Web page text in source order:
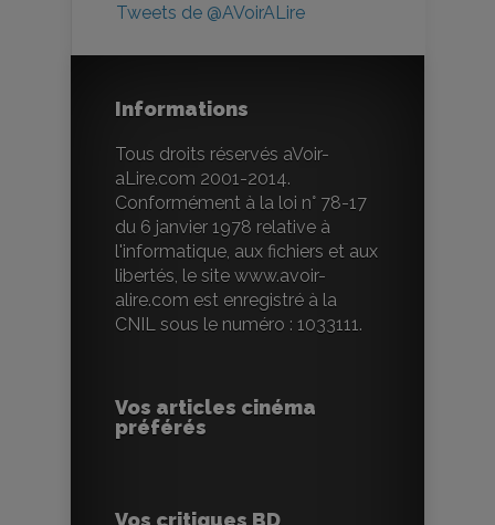
Tweets de @AVoirALire
Informations
Tous droits réservés aVoir-
aLire.com 2001-2014.
Conformément à la loi n° 78-17
du 6 janvier 1978 relative à
l'informatique, aux fichiers et aux
libertés, le site www.avoir-
alire.com est enregistré à la
CNIL sous le numéro : 1033111.
Vos articles cinéma
préférés
Vos critiques BD